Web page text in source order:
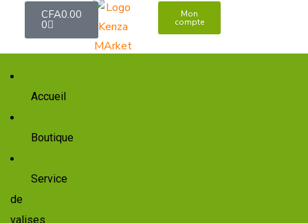
Accueil
Boutique
Service
de
valises
CFA0.00
0
Mon
compte